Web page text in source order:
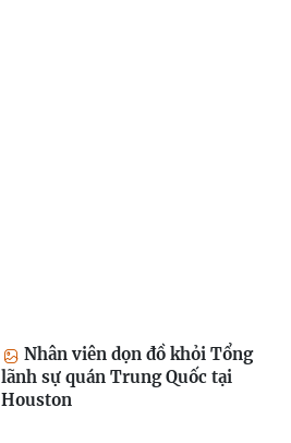
Nhân viên dọn đồ khỏi Tổng
lãnh sự quán Trung Quốc tại
Houston